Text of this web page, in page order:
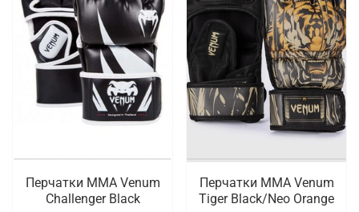
Перчатки ММА Venum
Challenger Black
Перчатки ММА Venum
Tiger Black/Neo Orange